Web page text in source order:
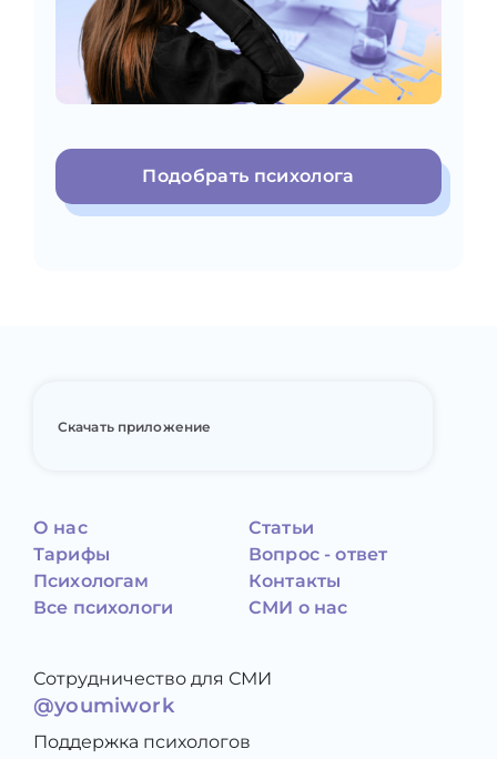
Подобрать психолога
Скачать приложение
О нас
Тарифы
Психологам
Все психологи
Статьи
Вопрос - ответ
Контакты
СМИ о нас
Сотрудничество для СМИ
@youmiwork
Поддержка психологов